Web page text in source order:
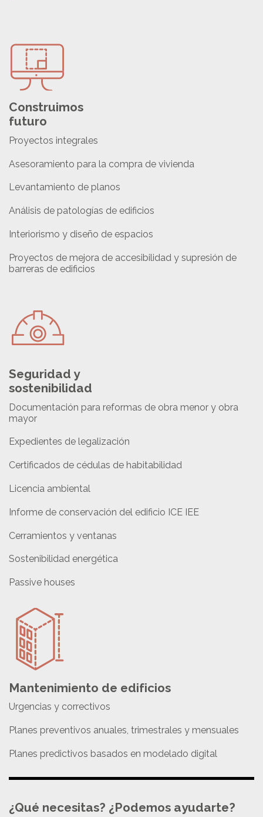
Construimos
futuro
Proyectos integrales
Asesoramiento para la compra de vivienda
Levantamiento de planos
Análisis de patologías de edificios
Interiorismo y diseño de espacios
Proyectos de mejora de accesibilidad y supresión de
barreras de edificios
Seguridad y
sostenibilidad
Documentación para reformas de obra menor y obra
mayor
Expedientes de legalización
Certificados de cédulas de habitabilidad
Licencia ambiental
Informe de conservación del edificio ICE IEE
Cerramientos y ventanas
Sostenibilidad energética
Passive houses
Mantenimiento de edificios
Urgencias y correctivos
Planes preventivos anuales, trimestrales y mensuales
Planes predictivos basados en modelado digital
¿Qué necesitas? ¿Podemos ayudarte?